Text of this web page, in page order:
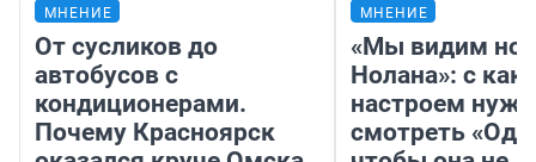
МНЕНИЕ
От сусликов до
автобусов с
кондиционерами.
Почему Красноярск
МНЕНИЕ
«Мы видим
Нолана»: с
настроем
смотреть